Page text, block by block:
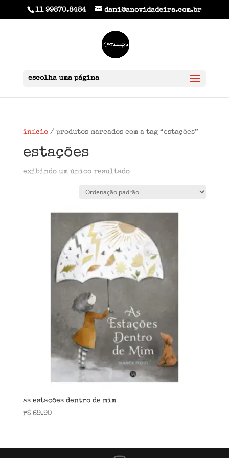
11 99870.8484 dani@anovidadeira.com.br
escolha uma página
início/ produtos marcados com a tag “estações”
estações
exibindo um único resultado
as estações dentro de mim
r$69.90